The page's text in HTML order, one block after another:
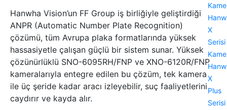
X
Serisi
X
Plus
Serisi
Hanwha Vision’un FF Group iş birliğiyle geliştirdiği
ANPR (Automatic Number Plate Recognition)
çözümü, tüm Avrupa plaka formatlarında yüksek
hassasiyetle çalışan güçlü bir sistem sunar. Yüksek
çözünürlüklü SNO-6095RH/FNP ve XNO-6120R/FNP
kameralarıyla entegre edilen bu çözüm, tek kamera
ile üç şeride kadar aracı izleyebilir, suç faaliyetlerini
caydırır ve kayda alır.